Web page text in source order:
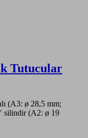
Tutucular
(A3: ø 28,5 mm;
silindir (A2: ø 19